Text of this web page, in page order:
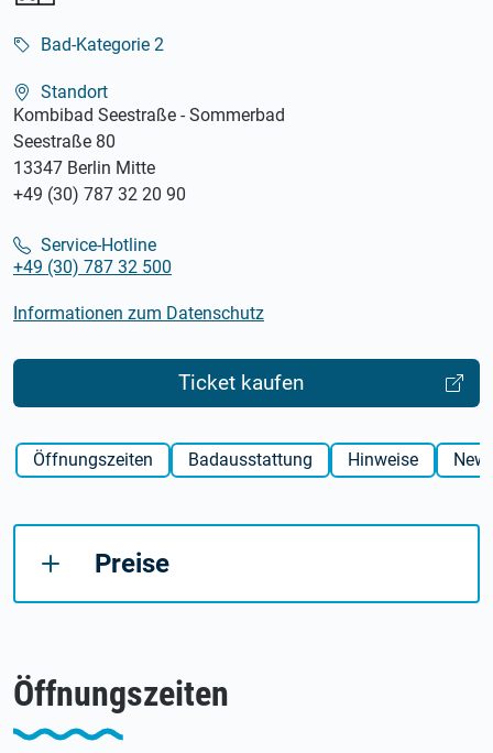
Bad-Kategorie 2
Standort
Kombibad Seestraße - Sommerbad
Seestraße 80
13347 Berlin Mitte
+49 (30) 787 32 20 90
Service-Hotline
+49 (30) 787 32 500
Informationen zum Datenschutz
Ticket kaufen
Öffnungszeiten Badausstattung Hinweise
Preise
Öffnungszeiten